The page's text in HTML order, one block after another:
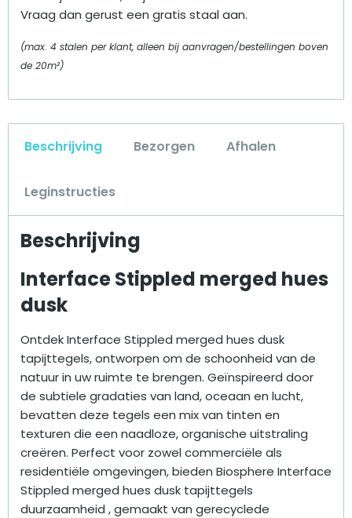
Beschrijving Bezorgen Afhalen
Leginstructies
Beschrijving
Interface Stippled merged hues
dusk
Ontdek Interface Stippled merged hues dusk
tapijttegels, ontworpen om de schoonheid van de
natuur in uw ruimte te brengen. Geïnspireerd door
de subtiele gradaties van land, oceaan en lucht,
bevatten deze tegels een mix van tinten en
texturen die een naadloze, organische uitstraling
creëren. Perfect voor zowel commerciële als
residentiële omgevingen, bieden Biosphere Interface
Stippled merged hues dusk tapijttegels
duurzaamheid , gemaakt van gerecyclede
Vraag dan gerust een gratis staal aan.
(max. 4 stalen per klant, alleen bij aanvragen/bestellingen boven
de 20m²)